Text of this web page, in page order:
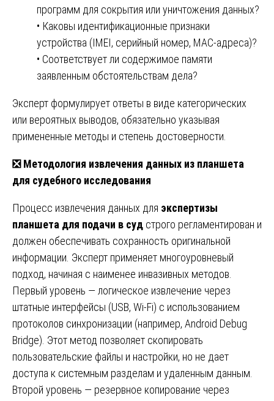
программ для сокрытия или уничтожения данных?
• Каковы идентификационные признаки
устройства (IMEI, серийный номер, MAC-адреса)?
• Соответствует ли содержимое памяти
заявленным обстоятельствам дела?
Эксперт формулирует ответы в виде категорических
или вероятных выводов, обязательно указывая
примененные методы и степень достоверности.
❎Методология извлечения данных из планшета
для судебного исследования
Процесс извлечения данных для экспертизы
планшета для подачи в суд строго регламентирован и
должен обеспечивать сохранность оригинальной
информации. Эксперт применяет многоуровневый
подход, начиная с наименее инвазивных методов.
Первый уровень — логическое извлечение через
штатные интерфейсы (USB, Wi-Fi) с использованием
протоколов синхронизации (например, Android Debug
Bridge). Этот метод позволяет скопировать
пользовательские файлы и настройки, но не дает
доступа к системным разделам и удаленным данным.
Второй уровень — резервное копирование через